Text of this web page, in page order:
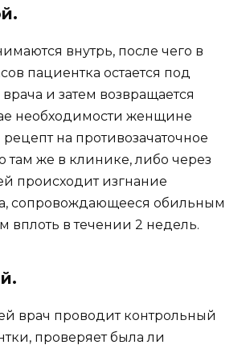
внутрь, после чего в
пациентка остается под
и затем возвращается
необходимости женщине
на противозачаточное
там же в клинике, либо через
происходит изгнание
сопровождающееся обильным
вплоть в течении 2 недель.
врач проводит контрольный
проверяет была ли